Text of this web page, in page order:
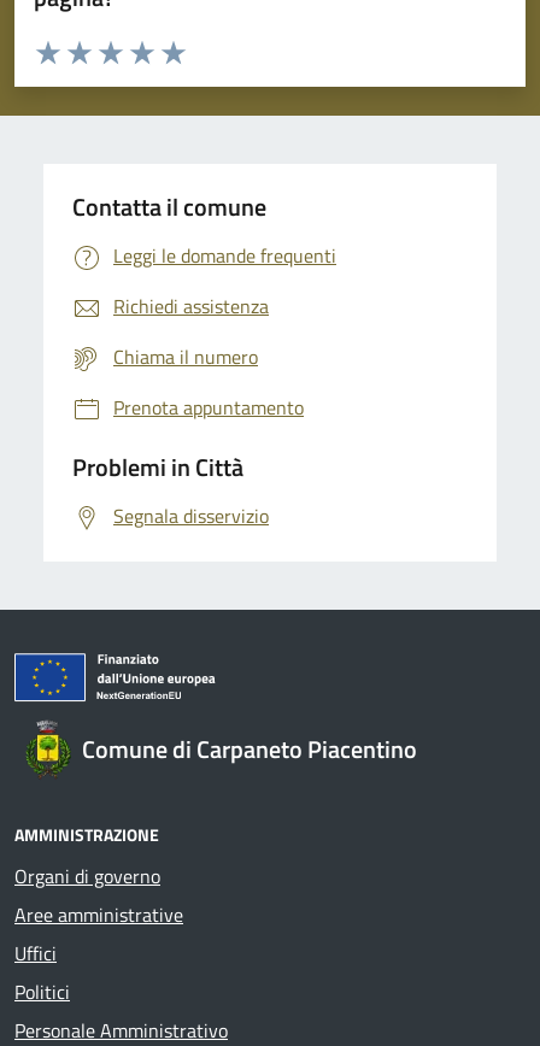
Domanda
Valuta da 1 a 5 stelle la pagina
Valuta 5 stelle su 5
Valuta 4 stelle su 5
Valuta 3 stelle su 5
Valuta 2 stelle su 5
Valuta 1 stelle su 5
Contatta il comune
Leggi le domande frequenti
Richiedi assistenza
Chiama il numero
Prenota appuntamento
Problemi in Città
Segnala disservizio
Comune di Carpaneto Piacentino
AMMINISTRAZIONE
Organi di governo
Aree amministrative
Uffici
Politici
Personale Amministrativo